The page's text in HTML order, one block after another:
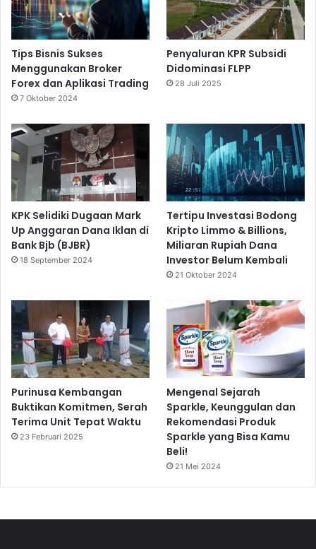
Tips Bisnis Sukses
Menggunakan Broker
Forex dan Aplikasi Trading
7 Oktober 2024
Penyaluran KPR Subsidi
Didominasi FLPP
28 Juli 2025
KPK Selidiki Dugaan Mark
Up Anggaran Dana Iklan di
Bank Bjb (BJBR)
18 September 2024
Tertipu Investasi Bodong
Kripto Limmo & Billions,
Miliaran Rupiah Dana
Investor Belum Kembali
21 Oktober 2024
Purinusa Kembangan
Buktikan Komitmen, Serah
Terima Unit Tepat Waktu
23 Februari 2025
Mengenal Sejarah
Sparkle, Keunggulan dan
Rekomendasi Produk
Sparkle yang Bisa Kamu
Beli!
21 Mei 2024